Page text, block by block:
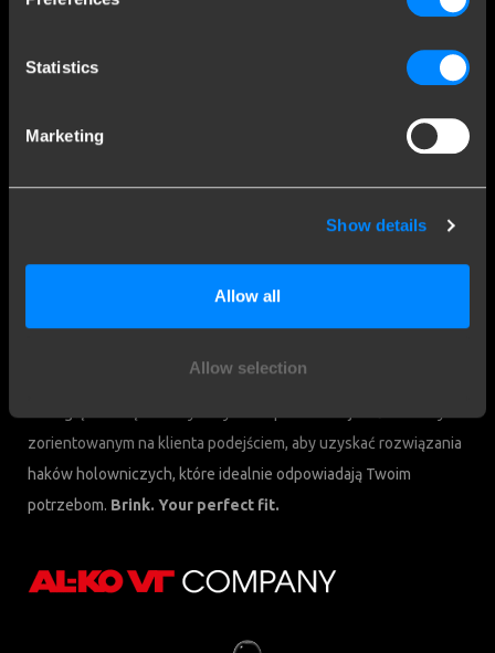
Statistics
Marketing
Show details
Allow all
Allow selection
Brink Towing Systems Sp. z o.o.
64-200 Wolsztyn
info.pl@brink.eu
zorientowanym na klienta podejściem, aby uzyskać rozwiązania
haków holowniczych, które idealnie odpowiadają Twoim
potrzebom. Brink. Your perfect fit.